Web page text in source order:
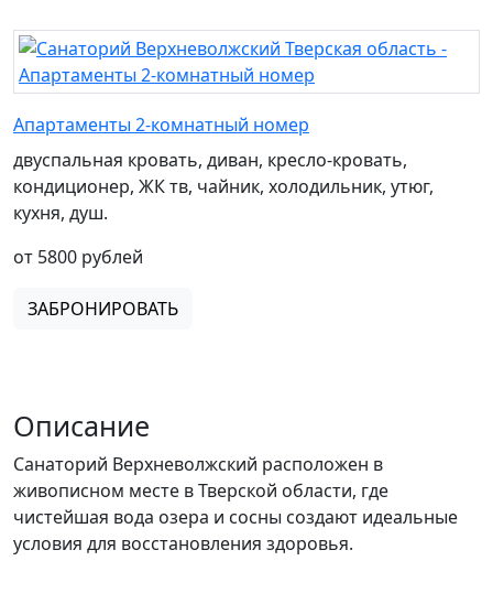
Апартаменты 2-комнатный номер
двуспальная кровать, диван, кресло-кровать,
кондиционер, ЖК тв, чайник, холодильник, утюг,
кухня, душ.
от 5800 рублей
ЗАБРОНИРОВАТЬ
Описание
Санаторий Верхневолжский расположен в
живописном месте в Тверской области, где
чистейшая вода озера и сосны создают идеальные
условия для восстановления здоровья.